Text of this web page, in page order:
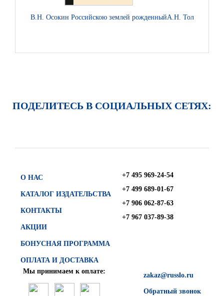
В.Н. Осокин Российскою землей рожденныйА.Н. Толстой
ПОДЕЛИТЕСЬ В СОЦИАЛЬНЫХ СЕТЯХ:
О НАС
КАТАЛОГ ИЗДАТЕЛЬСТВА
КОНТАКТЫ
АКЦИИ
БОНУСНАЯ ПРОГРАММА
ОПЛАТА И ДОСТАВКА
+7 495 969-24-54
+7 499 689-01-67
+7 906 062-87-63
+7 967 037-89-38
zakaz@russlo.ru
Обратный звонок
Мы принимаем к оплате: